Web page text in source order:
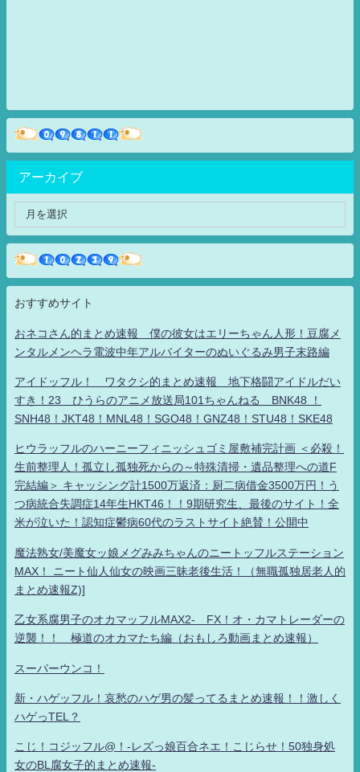
アーカイブ
おすすめサイト
おネコさん的まとめ速報 僕の彼女はエリーちゃん人形！豆腐メ
ンタルメンヘラ電波中年アルバイターのぬいぐるみ男子末路編
アイドッフル！ ワタクシ的まとめ速報 地下格闘アイドルだい
すき！23 ひうらのアニメ放送局101ちゃんねる BNK48 ！
SNH48！JKT48！MNL48！SGO48！GNZ48！STU48！SKE48
ヒウラッフルのハーニーフィニッシュゴミ屋敷補完計画 ＜必殺！
生前整理人！孤立し孤独死からの～特殊清掃・遺品整理への道F
完結編＞ キャッシング計1500万返済：厨二病借金3500万円！う
つ病統合失調症14年生HKT46！！9期研究生、最後のサイト！全
米が泣いた！認知症鬱病60代のラストサイト絶賛！公開中
魔法熟女/美魔女ッ娘メグみみちゃんのニートッフルステーション
MAX！ ニート仙人仙女の映画三昧老後生活！（無職孤独居老人的
まとめ速報Z)]
乙女系腐男子のオカマッフルMAX2- FX！オ・カマトレーダーの
逆襲！！ 極道のオカマたち編（おもしろ動画まとめ速報）
スーパーウンコ！
新・ハゲッフル！哀愁のハゲ男の髪ってるまとめ速報！！激しく
ハゲっTEL？
こじ！コジッフル@！-レズっ娘百合ネエ！こじらせ！50独身処
女のBL腐女子的まとめ速報-